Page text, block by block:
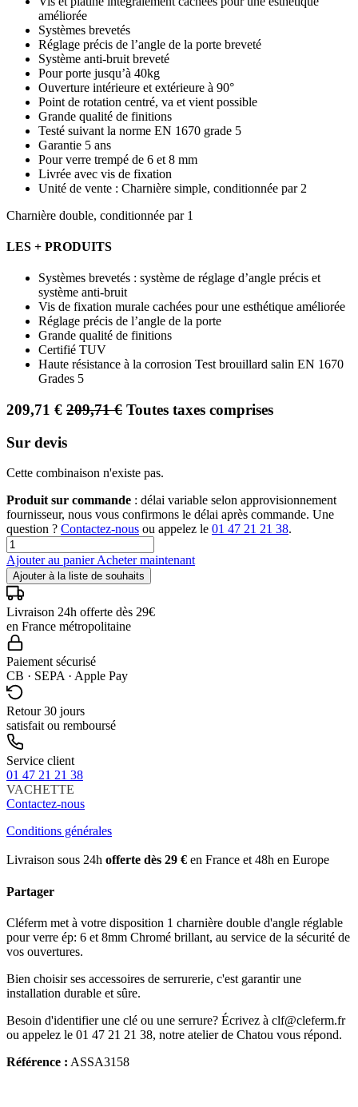
améliorée
Systèmes brevetés
Réglage précis de l’angle de la porte breveté
Système anti-bruit breveté
Pour porte jusqu’à 40kg
Ouverture intérieure et extérieure à 90°
Point de rotation centré, va et vient possible
Grande qualité de finitions
Testé suivant la norme EN 1670 grade 5
Garantie 5 ans
Pour verre trempé de 6 et 8 mm
Livrée avec vis de fixation
Unité de vente : Charnière simple, conditionnée par 2
Charnière double, conditionnée par 1
LES + PRODUITS
Systèmes brevetés : système de réglage d’angle précis et
système anti-bruit
Vis de fixation murale cachées pour une esthétique améliorée
Réglage précis de l’angle de la porte
Grande qualité de finitions
Certifié TUV
Haute résistance à la corrosion Test brouillard salin EN 1670
Grades 5
209,71 € 209,71€ Toutes taxes comprises
Sur devis
Cette combinaison n'existe pas.
Produit sur commande : délai variable selon approvisionnement
fournisseur, nous vous confirmons le délai après commande. Une
question ? Contactez-nous ou appelez le 01 47 21 21 38.
Ajouter au panierAcheter maintenant
Ajouter à la liste de souhaits
Livraison 24h offerte dès 29€
en France métropolitaine
Paiement sécurisé
CB · SEPA · Apple Pay
Retour 30 jours
satisfait ou remboursé
Service client
01 47 21 21 38
VACHETTE
Contactez-nous
Conditions générales
Livraison sous 24h offerte dès 29 € en France et 48h en Europe
Partager
Cléferm met à votre disposition 1 charnière double d'angle réglable
pour verre ép: 6 et 8mm Chromé brillant, au service de la sécurité de
vos ouvertures.
Bien choisir ses accessoires de serrurerie, c'est garantir une
installation durable et sûre.
Besoin d'identifier une clé ou une serrure? Écrivez à clf@cleferm.fr
ou appelez le 01 47 21 21 38, notre atelier de Chatou vous répond.
Référence : ASSA3158